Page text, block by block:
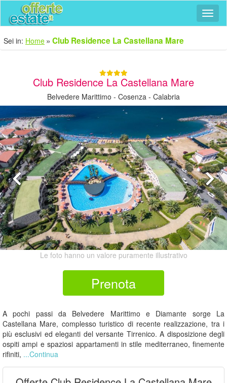
Sei in: Home Club Residence La Castellana Mare
Club Residence La Castellana Mare
Belvedere Marittimo - Cosenza - Calabria
Le foto hanno un valore puramente illustrativo
Prenota
A pochi passi da Belvedere Marittimo e Diamante sorge La
Castellana Mare, complesso turistico di recente realizzazione, tra i
più esclusivi ed eleganti del versante Tirrenico. A disposizione degli
ospiti ampi e spaziosi appartamenti in stile mediterraneo, finemente
rifiniti, ...Continua